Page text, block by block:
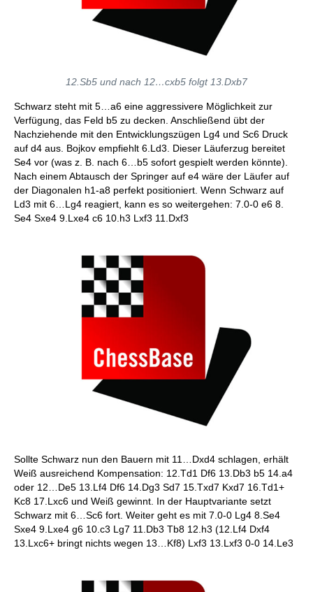
12.Sb5 und nach 12…cxb5 folgt 13.Dxb7
Schwarz steht mit 5…a6 eine aggressivere Möglichkeit zur
Verfügung, das Feld b5 zu decken. Anschließend übt der
Nachziehende mit den Entwicklungszügen Lg4 und Sc6 Druck
auf d4 aus. Bojkov empfiehlt 6.Ld3. Dieser Läuferzug bereitet
Se4 vor (was z. B. nach 6…b5 sofort gespielt werden könnte).
Nach einem Abtausch der Springer auf e4 wäre der Läufer auf
der Diagonalen h1-a8 perfekt positioniert. Wenn Schwarz auf
Ld3 mit 6…Lg4 reagiert, kann es so weitergehen: 7.0-0 e6 8.
Se4 Sxe4 9.Lxe4 c6 10.h3 Lxf3 11.Dxf3
Sollte Schwarz nun den Bauern mit 11…Dxd4 schlagen, erhält
Weiß ausreichend Kompensation: 12.Td1 Df6 13.Db3 b5 14.a4
oder 12…De5 13.Lf4 Df6 14.Dg3 Sd7 15.Txd7 Kxd7 16.Td1+
Kc8 17.Lxc6 und Weiß gewinnt. In der Hauptvariante setzt
Schwarz mit 6…Sc6 fort. Weiter geht es mit 7.0-0 Lg4 8.Se4
Sxe4 9.Lxe4 g6 10.c3 Lg7 11.Db3 Tb8 12.h3 (12.Lf4 Dxf4
13.Lxc6+ bringt nichts wegen 13…Kf8) Lxf3 13.Lxf3 0-0 14.Le3